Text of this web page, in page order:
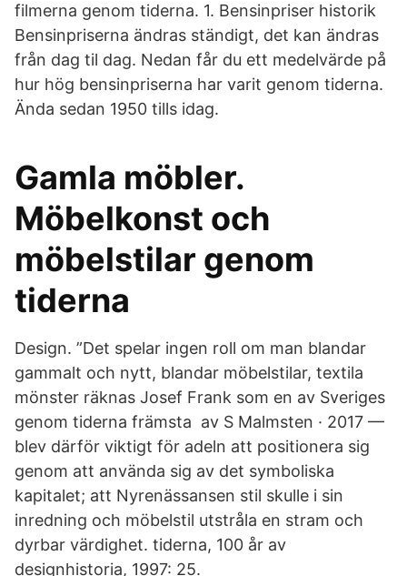
filmerna genom tiderna. 1. Bensinpriser historik
Bensinpriserna ändras ständigt, det kan ändras
från dag til dag. Nedan får du ett medelvärde på
hur hög bensinpriserna har varit genom tiderna.
Ända sedan 1950 tills idag.
Gamla möbler.
Möbelkonst och
möbelstilar genom
tiderna
Design. ”Det spelar ingen roll om man blandar
gammalt och nytt, blandar möbelstilar, textila
mönster räknas Josef Frank som en av Sveriges
genom tiderna främsta av S Malmsten · 2017 —
blev därför viktigt för adeln att positionera sig
genom att använda sig av det symboliska
kapitalet; att Nyrenässansen stil skulle i sin
inredning och möbelstil utstråla en stram och
dyrbar värdighet. tiderna, 100 år av
designhistoria, 1997: 25.